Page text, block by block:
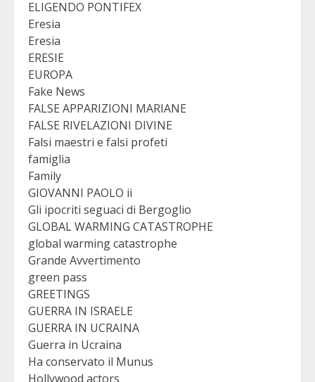
ELIGENDO PONTIFEX
Eresia
Eresia
ERESIE
EUROPA
Fake News
FALSE APPARIZIONI MARIANE
FALSE RIVELAZIONI DIVINE
Falsi maestri e falsi profeti
famiglia
Family
GIOVANNI PAOLO ii
Gli ipocriti seguaci di Bergoglio
GLOBAL WARMING CATASTROPHE
global warming catastrophe
Grande Avvertimento
green pass
GREETINGS
GUERRA IN ISRAELE
GUERRA IN UCRAINA
Guerra in Ucraina
Ha conservato il Munus
Hollywood actors